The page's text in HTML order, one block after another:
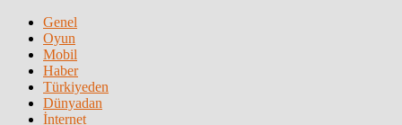
Genel
Oyun
Mobil
Haber
Türkiyeden
Dünyadan
İnternet